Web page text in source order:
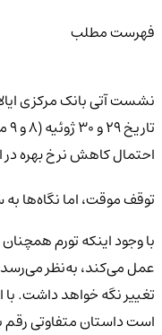
فهرست مطلب
احتمال کاهش نرخ بهره
توقف موقت، اما نگاه‌ها به
با وجود اینکه تورم همچنان
عمل می‌کند، به‌نظر می‌رسد
تغییر نگه خواهد داشت.
است داستان متفاوتی رقم